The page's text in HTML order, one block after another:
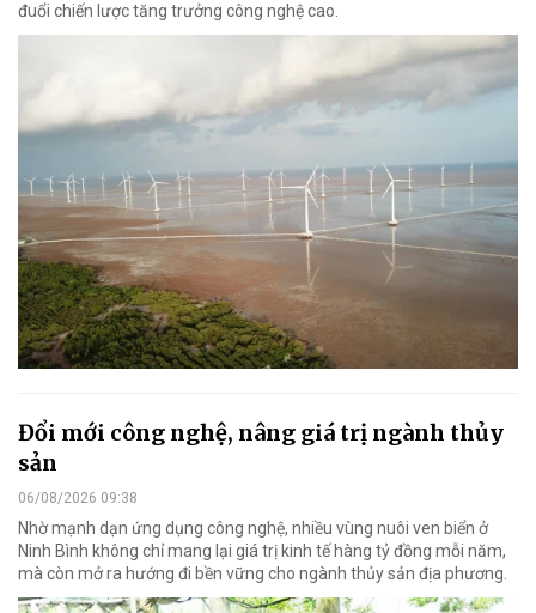
đuổi chiến lược tăng trưởng công nghệ cao.
Đổi mới công nghệ, nâng giá trị ngành thủy
sản
06/08/2026 09:38
Nhờ mạnh dạn ứng dụng công nghệ, nhiều vùng nuôi ven biển ở
Ninh Bình không chỉ mang lại giá trị kinh tế hàng tỷ đồng mỗi năm,
mà còn mở ra hướng đi bền vững cho ngành thủy sản địa phương.